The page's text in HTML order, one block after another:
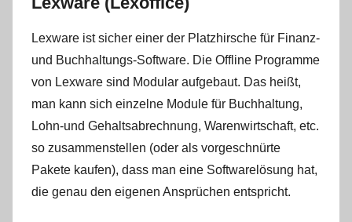
Lexware ist sicher einer der Platzhirsche für Finanz-
und Buchhaltungs-Software. Die Offline Programme
von Lexware sind Modular aufgebaut. Das heißt,
man kann sich einzelne Module für Buchhaltung,
Lohn-und Gehaltsabrechnung, Warenwirtschaft, etc.
so zusammenstellen (oder als vorgeschnürte
Pakete kaufen), dass man eine Softwarelösung hat,
die genau den eigenen Ansprüchen entspricht.